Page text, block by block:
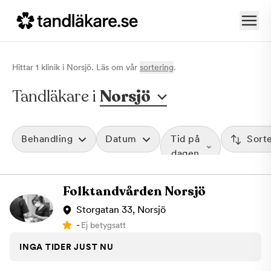
Hittar 1 klinik i Norsjö. Läs om vår sortering.
Tandläkare i Norsjö
Behandling Datum
Tid på
dagen
Folktandvården Norsjö
Storgatan 33, Norsjö
-Ej betygsatt
INGA TIDER JUST NU